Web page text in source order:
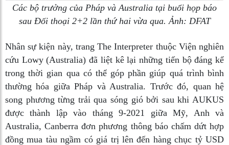
Các bộ trưởng của Pháp và Australia tại buổi họp báo
sau Đối thoại 2+2 lần thứ hai vừa qua. Ảnh: DFAT
Nhân sự kiện này, trang The Interpreter thuộc Viện nghiên
cứu Lowy (Australia) đã liệt kê lại những tiến bộ đáng kể
trong thời gian qua có thể góp phần giúp quá trình bình
thường hóa giữa Pháp và Australia. Trước đó, quan hệ
song phương từng trải qua sóng gió bởi sau khi AUKUS
được thành lập vào tháng 9-2021 giữa Mỹ, Anh và
Australia, Canberra đơn phương thông báo chấm dứt hợp
đồng mua tàu ngầm có giá trị lên đến hàng chục tỷ USD